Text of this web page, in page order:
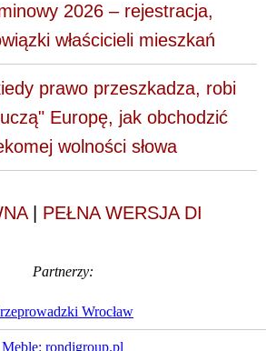
2026 – rejestracja,
właścicieli mieszkań
prawo przeszkadza, robi
Europę, jak obchodzić
wolności słowa
| PEŁNA WERSJA DI
Partnerzy:
Wrocław
Meble: rondigroup.pl